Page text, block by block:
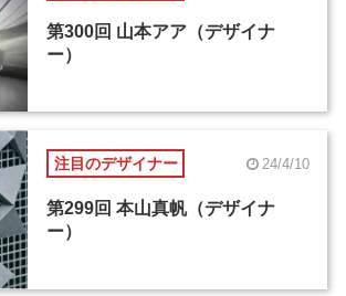
第300回 山本アア（デザイナ
ー）
注目のデザイナー 24/4/10
第299回 本山真帆（デザイナ
ー）